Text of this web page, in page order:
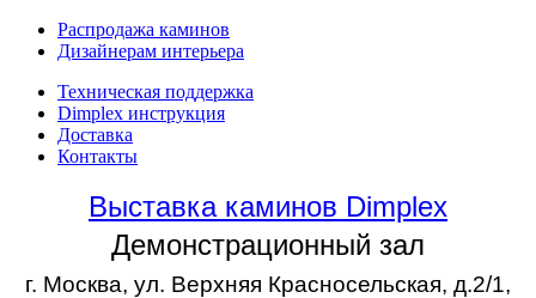
Распродажа каминов
Дизайнерам интерьера
Техническая поддержка
Dimplex инструкция
Доставка
Контакты
Выставка каминов Dimplex
Демонстрационный зал
г. Москва, ул. Верхняя Красносельская, д.2/1,